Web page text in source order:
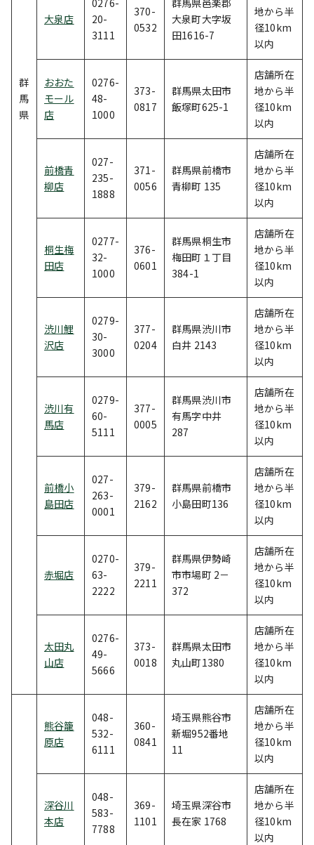
群
馬
県
大泉店
20-
3111
370-
0532
大泉町大字坂
田1616-7
地から半
径10km
以内
おおた
モール
店
0276-
48-
1000
373-
0817
群馬県太田市
飯塚町625-1
店舗所在
地から半
径10km
以内
前橋青
柳店
027-
235-
1888
371-
0056
群馬県前橋市
青柳町 135
店舗所在
地から半
径10km
以内
桐生梅
田店
0277-
32-
1000
376-
0601
群馬県桐生市
梅田町１丁目
384-1
店舗所在
地から半
径10km
以内
渋川鯉
沢店
0279-
30-
3000
377-
0204
群馬県渋川市
白井 2143
店舗所在
地から半
径10km
以内
渋川有
馬店
0279-
60-
5111
377-
0005
群馬県渋川市
有馬字中井
287
店舗所在
地から半
径10km
以内
前橋小
島田店
027-
263-
0001
379-
2162
群馬県前橋市
小島田町136
店舗所在
地から半
径10km
以内
赤堀店
0270-
63-
2222
379-
2211
群馬県伊勢崎
市市場町 2－
372
店舗所在
地から半
径10km
以内
太田丸
山店
0276-
49-
5666
373-
0018
群馬県太田市
丸山町1380
店舗所在
地から半
径10km
以内
熊谷籠
原店
048-
532-
6111
360-
0841
埼玉県熊谷市
新堀952番地
11
店舗所在
地から半
径10km
以内
深谷川
本店
048-
583-
7788
369-
1101
埼玉県深谷市
長在家 1768
店舗所在
地から半
径10km
以内